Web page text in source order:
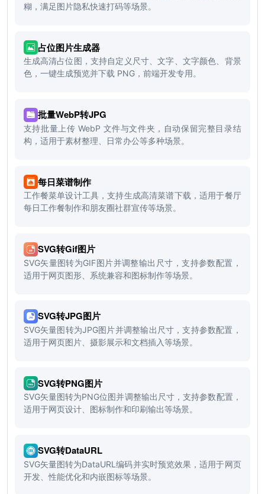
糊，满足图片隐私快速打码等场景。
占位图片生成器
生成高清占位图，支持自定义尺寸、文字、文字颜色、背景
色，一键生成预览并下载 PNG，前端开发专用。
批量WebP转JPG
支持批量上传 WebP 文件与文件夹，自动保留完整目录结
构，适用于素材整理、日常办公等多种场景。
每日菜谱制作
工作餐菜单设计工具，支持生成高清菜谱下载，适用于餐厅
每日工作餐制作和朋友圈社群宣传等场景。
SVG转Gif图片
SVG矢量图转为GIF图片并调整输出尺寸，支持参数配置，
适用于网页图形、系统兼容和图标制作等场景。
SVG转JPG图片
SVG矢量图转为JPG图片并调整输出尺寸，支持参数配置，
适用于网页图片、摄影展示和文档插入等场景。
SVG转PNG图片
SVG矢量图转为PNG位图并调整输出尺寸，支持参数配置，
适用于网页设计、图标制作和印刷输出等场景。
SVG转DataURL
SVG矢量图转为DataURL编码并实时预览效果，适用于网页
开发、性能优化和内嵌图标等场景。